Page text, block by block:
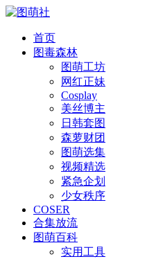
首页
图毒森林
图萌工坊
网红正妹
Cosplay
美丝博主
日韩套图
森萝财团
图萌选集
视频精选
紧急企划
少女秩序
COSER
合集放流
图萌百科
实用工具